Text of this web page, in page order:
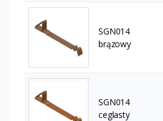
SGN014
brązowy
SGN014
ceglasty